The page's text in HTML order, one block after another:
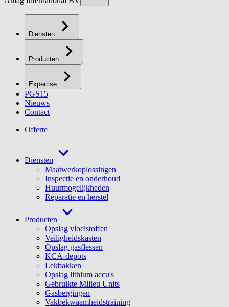
Diensten
Producten
Expertise
PGS15
Nieuws
Contact
Offerte
Diensten
Maatwerkoplossingen
Inspectie en onderhoud
Huurmogelijkheden
Reparatie en herstel
Producten
Opslag vloeistoffen
Veiligheidskasten
Opslag gasflessen
KCA-depots
Lekbakken
Opslag lithium accu's
Gebruikte Milieu Units
Gasbergingen
Vakbekwaamheidstraining